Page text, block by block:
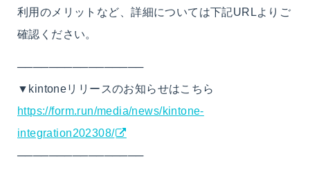
利用のメリットなど、詳細については下記URLよりご
確認ください。
────────────────
▼kintoneリリースのお知らせはこちら
https://form.run/media/news/kintone-
integration202308/
────────────────